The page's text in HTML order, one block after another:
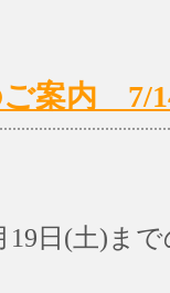
案内 7/
19日(土)ま